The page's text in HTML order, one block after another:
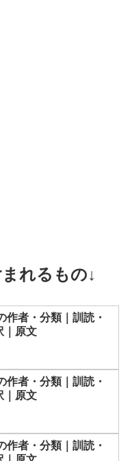
れるもの↓
作者・分類｜訓読・
｜原文
作者・分類｜訓読・
｜原文
作者・分類｜訓読・